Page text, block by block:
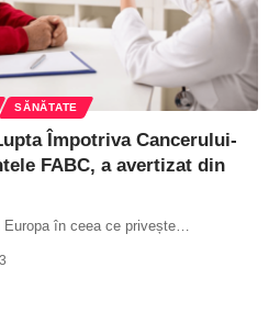
SĂNĂTATE
Împotriva Cancerului-
FABC, a avertizat din
în ceea ce privește